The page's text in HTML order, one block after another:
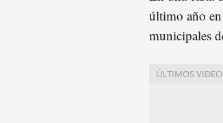
último año
municipales